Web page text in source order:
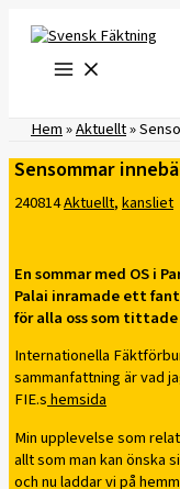
innehåll
Hem»Aktuellt»
Sensommar
240814Aktuellt,kansliet
En sommar med OS i
Palai inramade ett
för alla oss som tittade
Internationella
sammanfattning är vad
FIE.shemsida
Min upplevelse som
allt som man kan önska
och nu laddar vi på